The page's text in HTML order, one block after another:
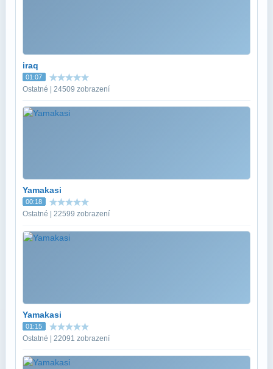
iraq
01:07
Ostatné | 24509 zobrazení
Yamakasi
00:18
Ostatné | 22599 zobrazení
Yamakasi
01:15
Ostatné | 22091 zobrazení